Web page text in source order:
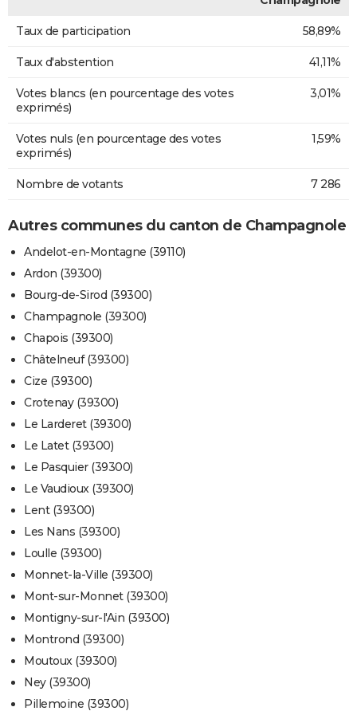
Taux de participation 58,89%
Taux d'abstention 41,11%
Votes blancs (en pourcentage des votes
exprimés)
3,01%
Votes nuls (en pourcentage des votes
exprimés)
1,59%
Nombre de votants 7 286
Autres communes du canton de Champagnole
Andelot-en-Montagne (39110)
Ardon (39300)
Bourg-de-Sirod (39300)
Champagnole (39300)
Chapois (39300)
Châtelneuf (39300)
Cize (39300)
Crotenay (39300)
Le Larderet (39300)
Le Latet (39300)
Le Pasquier (39300)
Le Vaudioux (39300)
Lent (39300)
Les Nans (39300)
Loulle (39300)
Monnet-la-Ville (39300)
Mont-sur-Monnet (39300)
Montigny-sur-l'Ain (39300)
Montrond (39300)
Moutoux (39300)
Ney (39300)
Pillemoine (39300)